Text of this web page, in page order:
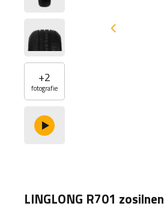
+2
fotografie
LINGLONG R701